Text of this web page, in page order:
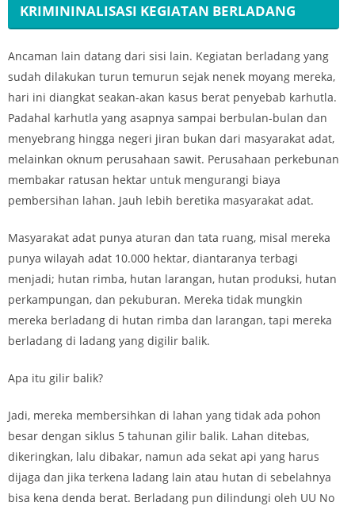
KRIMININALISASI KEGIATAN BERLADANG
Ancaman lain datang dari sisi lain. Kegiatan berladang yang
sudah dilakukan turun temurun sejak nenek moyang mereka,
hari ini diangkat seakan-akan kasus berat penyebab karhutla.
Padahal karhutla yang asapnya sampai berbulan-bulan dan
menyebrang hingga negeri jiran bukan dari masyarakat adat,
melainkan oknum perusahaan sawit. Perusahaan perkebunan
membakar ratusan hektar untuk mengurangi biaya
pembersihan lahan. Jauh lebih beretika masyarakat adat.
Masyarakat adat punya aturan dan tata ruang, misal mereka
punya wilayah adat 10.000 hektar, diantaranya terbagi
menjadi; hutan rimba, hutan larangan, hutan produksi, hutan
perkampungan, dan pekuburan. Mereka tidak mungkin
mereka berladang di hutan rimba dan larangan, tapi mereka
berladang di ladang yang digilir balik.
Apa itu gilir balik?
Jadi, mereka membersihkan di lahan yang tidak ada pohon
besar dengan siklus 5 tahunan gilir balik. Lahan ditebas,
dikeringkan, lalu dibakar, namun ada sekat api yang harus
dijaga dan jika terkena ladang lain atau hutan di sebelahnya
bisa kena denda berat. Berladang pun dilindungi oleh UU No